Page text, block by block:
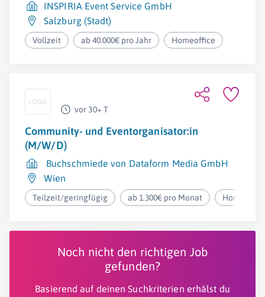
INSPIRIA Event Service GmbH
Salzburg (Stadt)
Vollzeit ab 40.000€ pro Jahr Homeoffice
vor 30+ T
Community- und Eventorganisator:in
(M/W/D)
Buchschmiede von Dataform Media GmbH
Wien
Teilzeit/geringfügig ab 1.300€ pro Monat
Noch nicht den richtigen Job
gefunden?
Basierend auf deinen Suchkriterien erhälst du